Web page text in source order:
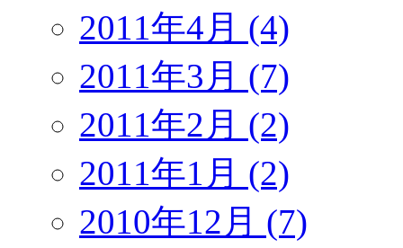
2011年4月 (4)
2011年3月 (7)
2011年2月 (2)
2011年1月 (2)
2010年12月 (7)